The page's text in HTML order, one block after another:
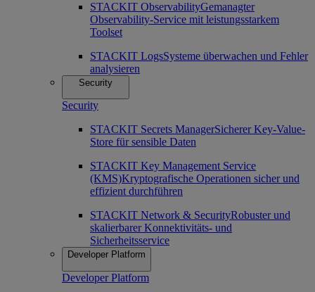
STACKIT ObservabilityGemanagter
Observability-Service mit leistungsstarkem
Toolset
STACKIT LogsSysteme überwachen und Fehler
analysieren
Security
Security
STACKIT Secrets ManagerSicherer Key-Value-
Store für sensible Daten
STACKIT Key Management Service
(KMS)Kryptografische Operationen sicher und
effizient durchführen
STACKIT Network & SecurityRobuster und
skalierbarer Konnektivitäts- und
Sicherheitsservice
Developer Platform
Developer Platform